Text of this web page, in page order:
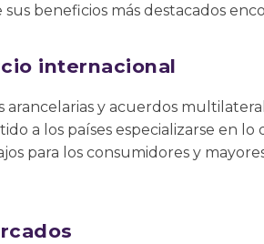
beneficios más destacados
internacional
arancelarias y acuerdos
a los países especializarse en
para los consumidores y